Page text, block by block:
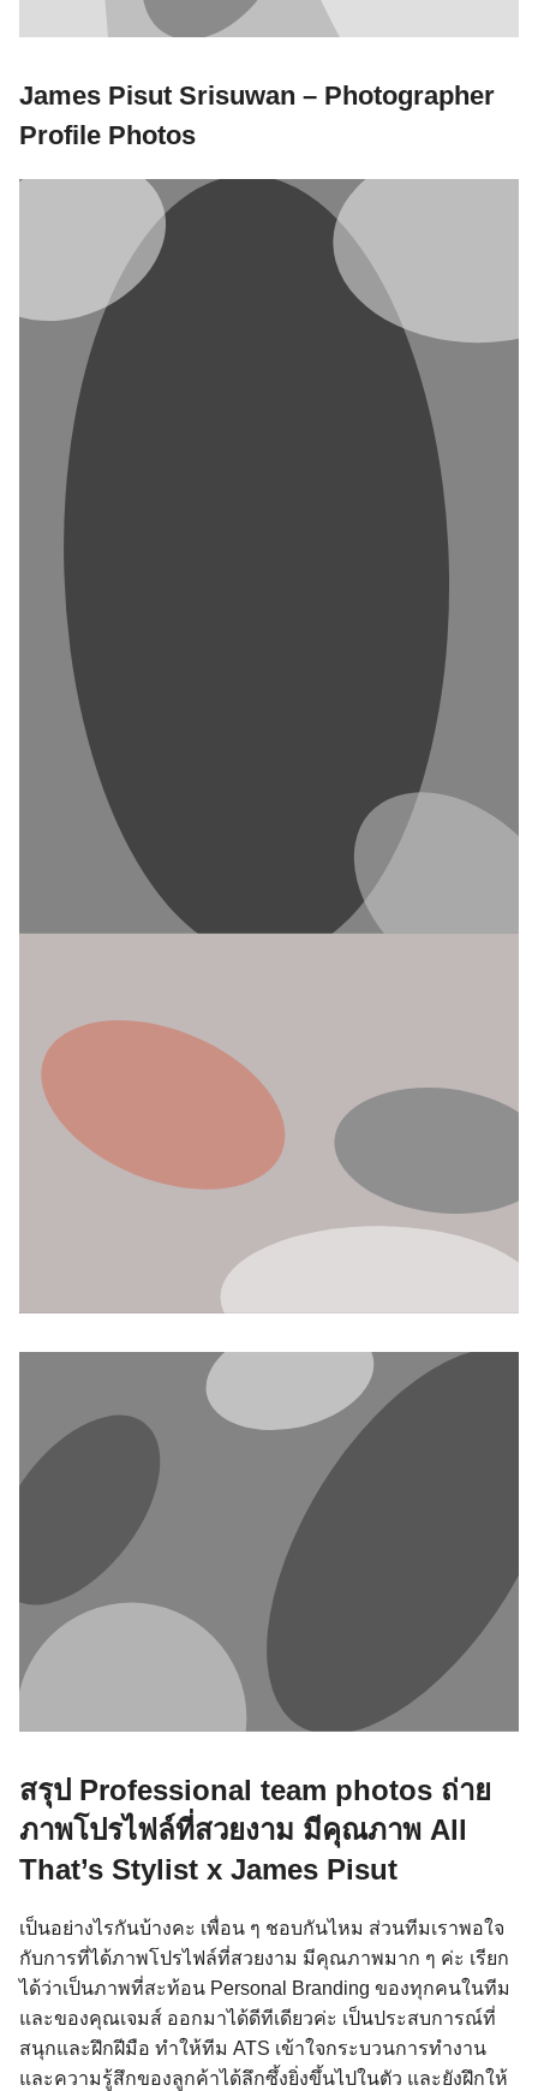
James Pisut Srisuwan – Photographer
Profile Photos
สรุป Professional team photos ถ่าย
ภาพโปรไฟล์ที่สวยงาม มีคุณภาพ All
That’s Stylist x James Pisut
เป็นอย่างไรกันบ้างคะ เพื่อน ๆ ชอบกันไหม ส่วนทีมเราพอใจ
กับการที่ได้ภาพโปรไฟล์ที่สวยงาม มีคุณภาพมาก ๆ ค่ะ เรียก
ได้ว่าเป็นภาพที่สะท้อน Personal Branding ของทุกคนในทีม
และของคุณเจมส์ ออกมาได้ดีทีเดียวค่ะ เป็นประสบการณ์ที่
สนุกและฝึกฝีมือ ทำให้ทีม ATS เข้าใจกระบวนการทำงาน
และความรู้สึกของลูกค้าได้ลึกซึ้งยิ่งขึ้นไปในตัว และยังฝึกให้